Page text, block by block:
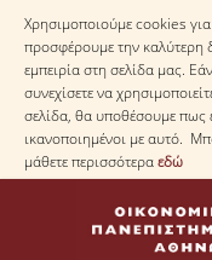
Χρησιμοποιούμε cookies
προσφέρουμε την καλύτερη
εμπειρία στη σελίδα μας. Εάν
συνεχίσετε να
σελίδα, θα υποθέσουμε πως
ικανοποιημένοι με αυτό.
μάθετε περισσότεραεδώ